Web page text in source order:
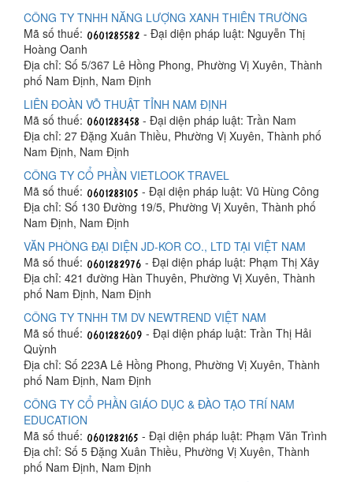
CÔNG TY TNHH NĂNG LƯỢNG XANH THIÊN TRƯỜNG
Mã số thuế:
- Đại diện pháp luật: Nguyễn Thị
Hoàng Oanh
Địa chỉ: Số 5/367 Lê Hồng Phong, Phường Vị Xuyên, Thành
phố Nam Định, Nam Định
LIÊN ĐOÀN VÕ THUẬT TỈNH NAM ĐỊNH
Mã số thuế:
- Đại diện pháp luật: Trần Nam
Địa chỉ: 27 Đặng Xuân Thiều, Phường Vị Xuyên, Thành phố
Nam Định, Nam Định
CÔNG TY CỔ PHẦN VIETLOOK TRAVEL
Mã số thuế:
- Đại diện pháp luật: Vũ Hùng Công
Địa chỉ: Số 130 Đường 19/5, Phường Vị Xuyên, Thành phố
Nam Định, Nam Định
VĂN PHÒNG ĐẠI DIỆN JD-KOR CO., LTD TẠI VIỆT NAM
Mã số thuế:
- Đại diện pháp luật: Phạm Thị Xây
Địa chỉ: 421 đường Hàn Thuyên, Phường Vị Xuyên, Thành
phố Nam Định, Nam Định
CÔNG TY TNHH TM DV NEWTREND VIỆT NAM
Mã số thuế:
- Đại diện pháp luật: Trần Thị Hải
Quỳnh
Địa chỉ: Số 223A Lê Hồng Phong, Phường Vị Xuyên, Thành
phố Nam Định, Nam Định
CÔNG TY CỔ PHẦN GIÁO DỤC & ĐÀO TẠO TRÍ NAM
EDUCATION
Mã số thuế:
- Đại diện pháp luật: Phạm Văn Trình
Địa chỉ: Số 5 Đặng Xuân Thiều, Phường Vị Xuyên, Thành
phố Nam Định, Nam Định